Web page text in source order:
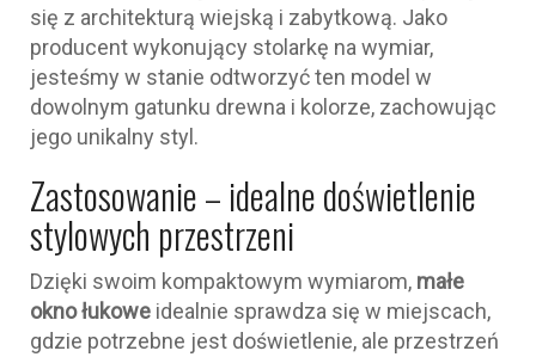
się z architekturą wiejską i zabytkową. Jako
producent wykonujący stolarkę na wymiar,
jesteśmy w stanie odtworzyć ten model w
dowolnym gatunku drewna i kolorze, zachowując
jego unikalny styl.
Zastosowanie – idealne doświetlenie
stylowych przestrzeni
Dzięki swoim kompaktowym wymiarom, małe
okno łukowe idealnie sprawdza się w miejscach,
gdzie potrzebne jest doświetlenie, ale przestrzeń